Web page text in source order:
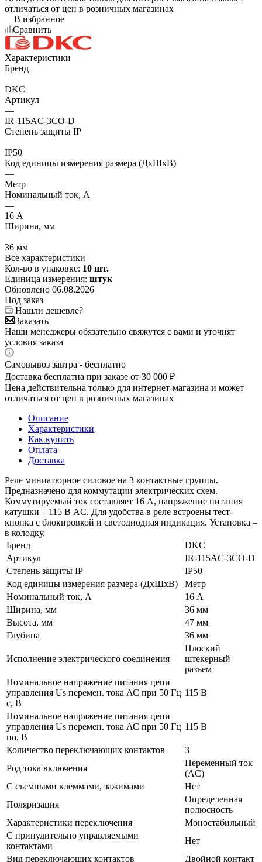
отличаться от цен в розничных магазинах
В избранное
Сравнить
Характеристики
Бренд
—
DKC
Артикул
—
IR-115AC-3CO-D
Степень защиты IP
—
IP50
Код единицы измерения размера (ДхШхВ)
—
Метр
Номинальный ток, А
—
16 А
Ширина, мм
—
36 мм
Все характеристики
Кол-во в упаковке: 10 шт.
Единица измерения: штук
Обновлено 06.08.2026
Под заказ
Нашли дешевле?
Заказать
Наши менеджеры обязательно свяжутся с вами и уточнят
условия заказа
Самовывоз завтра - бесплатно
Доставка бесплатна при заказе от 30 000 ₽
Цена действительна только для интернет-магазина и может
отличаться от цен в розничных магазинах
Описание
Характеристики
Как купить
Оплата
Доставка
Реле миниатюрное силовое на 3 контактные группы.
Предназначено для коммутации электрических схем.
Коммутируемый ток составляет 16 А, напряжение питания
катушки – 115 В AС. Для удобства в реле встроены тест-
кнопка с блокировкой и светодиодная индикация. Установка –
в колодку.
Бренд
DKC
Артикул
IR-115AC-3CO-D
Степень защиты IP
IP50
Код единицы измерения размера (ДхШхВ)
Метр
Номинальный ток, А
16 А
Ширина, мм
36 мм
Высота, мм
47 мм
Глубина
36 мм
Исполнение электрического соединения
Плоский
штекерный
разъем
Номинальное напряжение питания цепи
управления Us перемен. тока АС при 50 Гц
с, В
115 В
Номинальное напряжение питания цепи
управления Us перемен. тока АС при 50 Гц
по, В
115 В
Количество переключающих контактов
3
Род тока включения
Переменный ток
(AC)
С съемными клеммами, зажимами
Нет
Поляризация
Определенная
полюсность
Характеристики переключения
Моностабильный
С принудительно управляемыми
контактами
Нет
Вид переключающих контактов
Двойной контакт